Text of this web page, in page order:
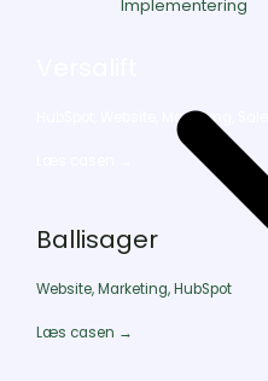
Implementering
HubSpot, Website, Marketing, Sales
Ballisager
Website, Marketing, HubSpot
Læs casen →